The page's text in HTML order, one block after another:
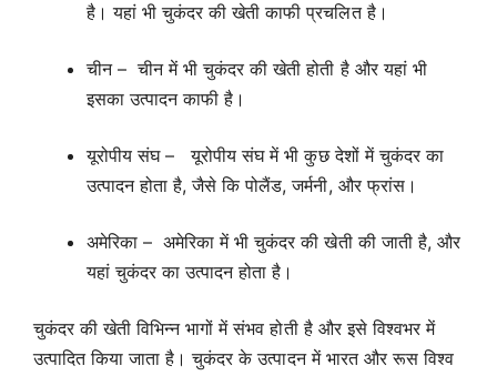
है। यहां भी चुकंदर की खेती काफी प्रचलित है।
चीन – चीन में भी चुकंदर की खेती होती है और यहां भी
इसका उत्पादन काफी है।
यूरोपीय संघ – यूरोपीय संघ में भी कुछ देशों में चुकंदर का
उत्पादन होता है, जैसे कि पोलैंड, जर्मनी, और फ्रांस।
अमेरिका – अमेरिका में भी चुकंदर की खेती की जाती है, और
यहां चुकंदर का उत्पादन होता है।
चुकंदर की खेती विभिन्न भागों में संभव होती है और इसे विश्वभर में
उत्पादित किया जाता है। चुकंदर के उत्पादन में भारत और रूस विश्व